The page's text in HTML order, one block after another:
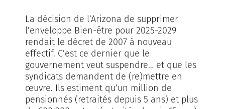
La décision de l’Arizona de supprimer
l’enveloppe Bien-être pour 2025-2029
rendait le décret de 2007 à nouveau
effectif. C’est ce dernier que le
gouvernement veut suspendre… et que les
syndicats demandent de (re)mettre en
œuvre. Ils estiment qu’un million de
pensionnés (retraités depuis 5 ans) et plus